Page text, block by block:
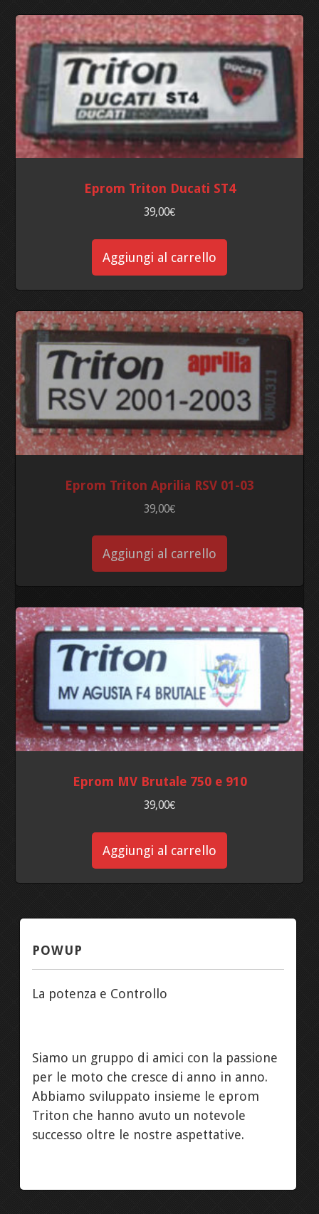
Eprom Triton Ducati ST4
39,00€
Aggiungi al carrello
Eprom Triton Aprilia RSV 01-03
39,00€
Aggiungi al carrello
Eprom MV Brutale 750 e 910
39,00€
Aggiungi al carrello
POWUP
La potenza e Controllo
Siamo un gruppo di amici con la passione
per le moto che cresce di anno in anno.
Abbiamo sviluppato insieme le eprom
Triton che hanno avuto un notevole
successo oltre le nostre aspettative.